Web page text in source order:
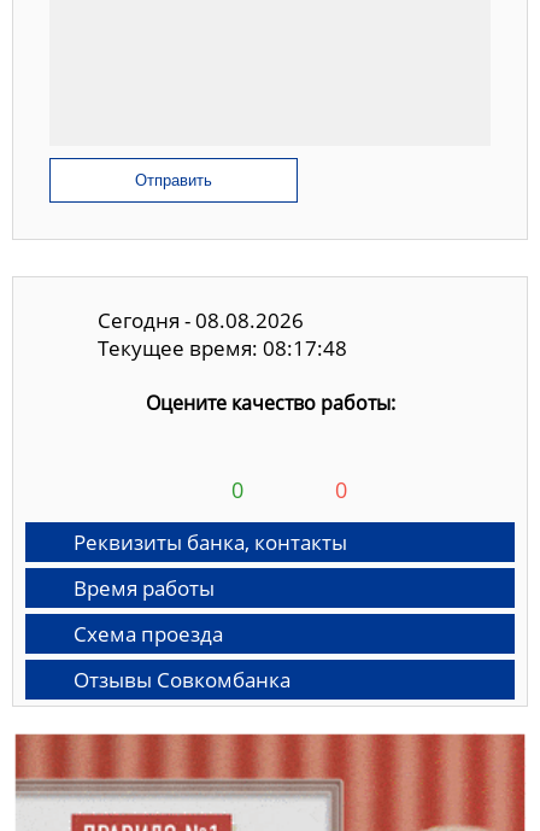
Отправить
Сегодня - 08.08.2026
Текущее время: 08:17:49
Оцените качество работы:
0 0
Реквизиты банка, контакты
Время работы
Схема проезда
Отзывы Совкомбанка